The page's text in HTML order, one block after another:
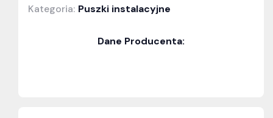
Kategoria: Puszki instalacyjne
Dane Producenta: